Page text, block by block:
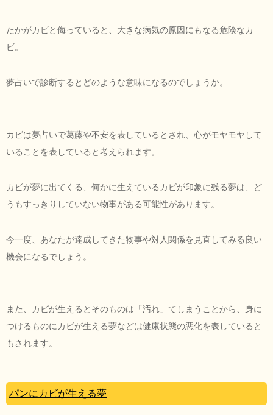
たかがカビと侮っていると、大きな病気の原因にもなる危険なカ
ビ。
夢占いで診断するとどのような意味になるのでしょうか。
カビは夢占いで葛藤や不安を表しているとされ、心がモヤモヤして
いることを表していると考えられます。
カビが夢に出てくる、何かに生えているカビが印象に残る夢は、ど
うもすっきりしていない物事がある可能性があります。
今一度、あなたが達成してきた物事や対人関係を見直してみる良い
機会になるでしょう。
また、カビが生えるとそのものは「汚れ」てしまうことから、身に
つけるものにカビが生える夢などは健康状態の悪化を表していると
もされます。
パンにカビが生える夢